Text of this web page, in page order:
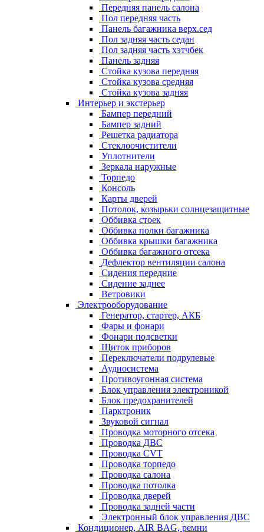
Передняя панель салона
Пол передняя часть
Панель багажника верх.сед
Пол задняя часть седан
Пол задняя часть хэтчбек
Панель задняя
Стойка кузова передняя
Стойка кузова средняя
Стойка кузова задняя
Интерьер и экстерьер
Бампер передний
Бампер задний
Решетка радиатора
Стеклоочистители
Уплотнители
Зеркала наружные
Торпедо
Консоль
Карты дверей
Потолок, козырьки солнцезащитные
Оббивка стоек
Оббивка полки багажника
Оббивка крышки багажника
Оббивка багажного отсека
Дефлектор вентиляции салона
Сидения передние
Сидение заднее
Ветровики
Электрооборудование
Генератор, стартер, АКБ
Фары и фонари
Фонари подсветки
Щиток приборов
Переключатели подрулевые
Аудиосистема
Противоугонная система
Блок управления электроникой
Блок предохранителей
Парктроник
Звуковой сигнал
Проводка моторного отсека
Проводка ДВС
Проводка CVT
Проводка торпедо
Проводка салона
Проводка потолка
Проводка дверей
Проводка задней части
Электронный блок управления ДВС
Кондиционер, AIR BAG, ремни